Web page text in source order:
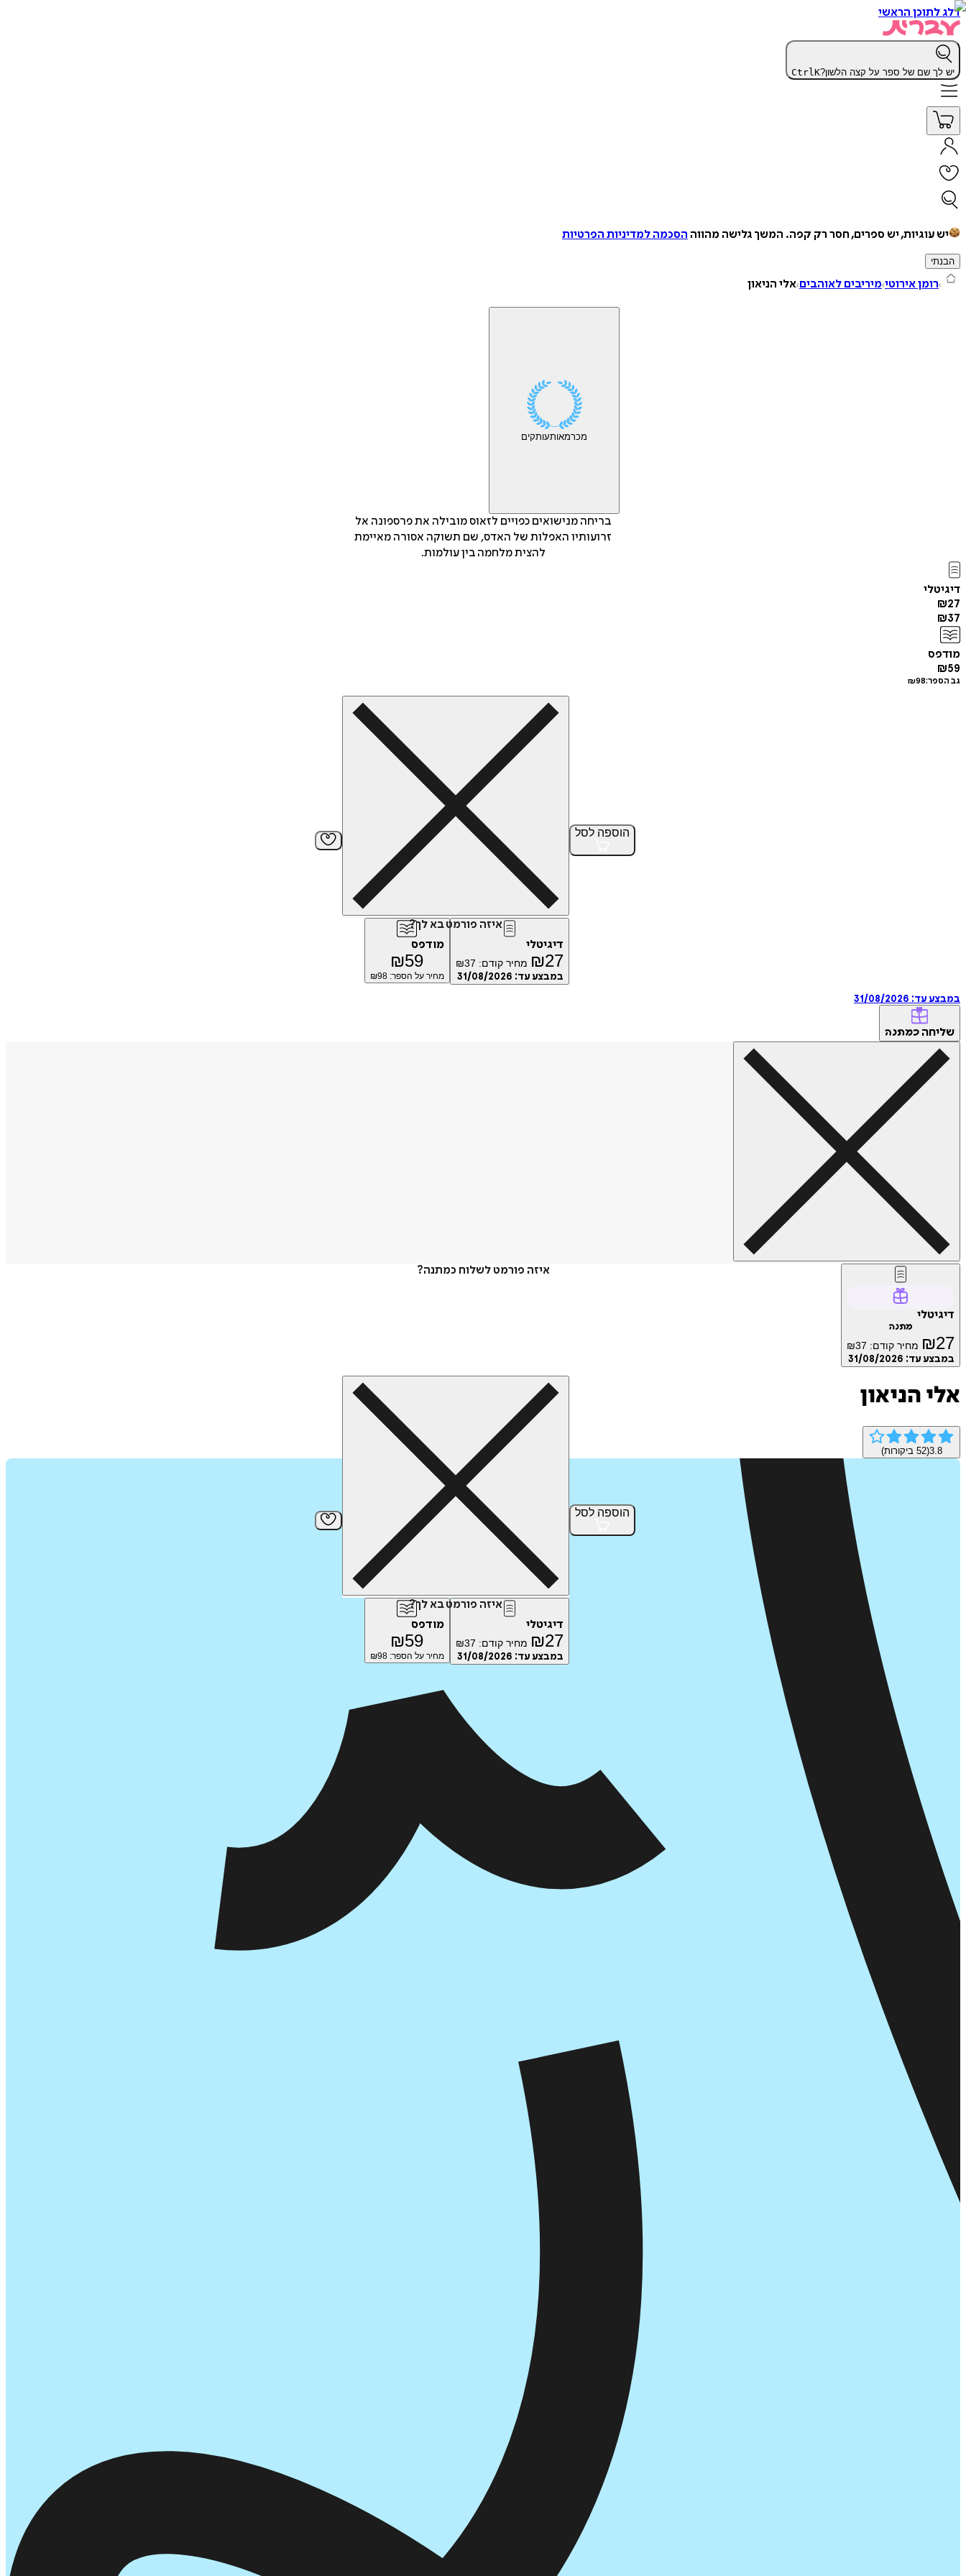
דלג לתוכן הראשי
יש לך שם של ספר על קצה הלשון? CtrlK
יש עוגיות, יש ספרים, חסר רק קפה. המשך גלישה מהווה הסכמה למדיניות הפרטיות
הבנתי
רומן אירוטי מיריבים לאוהבים אלי הניאון
מכרמאותעותקים
בריחה מנישואים כפויים לזאוס מובילה את פרספונה אל
זרועותיו האפלות של האדס, שם תשוקה אסורה מאיימת
להצית מלחמה בין עולמות.
דיגיטלי
₪27
₪37
מודפס
₪59
גב הספר: ₪98
הוספה לסל
איזה פורמט בא לך?
דיגיטלי
₪27 מחיר קודם: ₪37
במבצע עד: 31/08/2026
מודפס
₪59
מחיר על הספר: ₪98
במבצע עד: 31/08/2026
שליחה כמתנה
איזה פורמט לשלוח כמתנה?
דיגיטלי
מתנה
₪27 מחיר קודם: ₪37
במבצע עד: 31/08/2026
הוספה לסל
איזה פורמט בא לך?
דיגיטלי
₪27 מחיר קודם: ₪37
במבצע עד: 31/08/2026
מודפס
₪59
מחיר על הספר: ₪98
אלי הניאון
3.8
(
52 ביקורות)